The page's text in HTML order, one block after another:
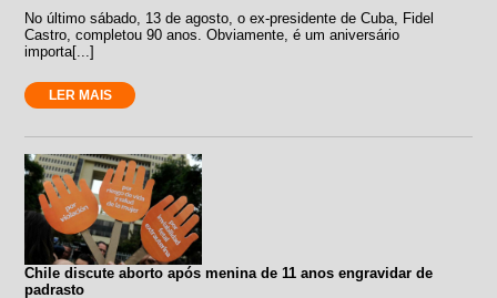
No último sábado, 13 de agosto, o ex-presidente de Cuba, Fidel
Castro, completou 90 anos. Obviamente, é um aniversário
importa[...]
LER MAIS
Chile discute aborto após menina de 11 anos engravidar de
padrasto